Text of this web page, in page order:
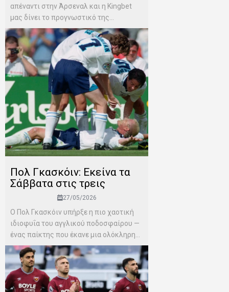
απέναντι στην Άρσεναλ και η Kingbet
μας δίνει το προγνωστικό της...
Πολ Γκασκόιν: Εκείνα τα
Σάββατα στις τρεις
27/05/2026
Ο Πολ Γκασκόιν υπήρξε η πιο χαοτική
ιδιοφυΐα του αγγλικού ποδοσφαίρου —
ένας παίκτης που έκανε μια ολόκληρη...